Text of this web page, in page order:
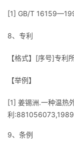
[1] GB/T
8、专利
【格式】[序号]专利
【举例】
[1] 姜锡洲.一种温热
利
9、条例